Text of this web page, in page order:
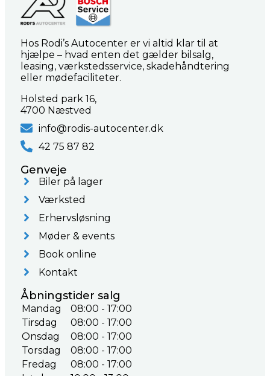
Hos Rodi’s Autocenter er vi altid klar til at
hjælpe – hvad enten det gælder bilsalg,
leasing, værkstedsservice, skadehåndtering
eller mødefaciliteter.
Holsted park 16,
4700 Næstved
info@rodis-autocenter.dk
42 75 87 82
Genveje
Biler på lager
Værksted
Erhervsløsning
Møder & events
Book online
Kontakt
Åbningstider salg
Mandag
08:00 - 17:00
Tirsdag
08:00 - 17:00
Onsdag
08:00 - 17:00
Torsdag
08:00 - 17:00
Fredag
08:00 - 17:00